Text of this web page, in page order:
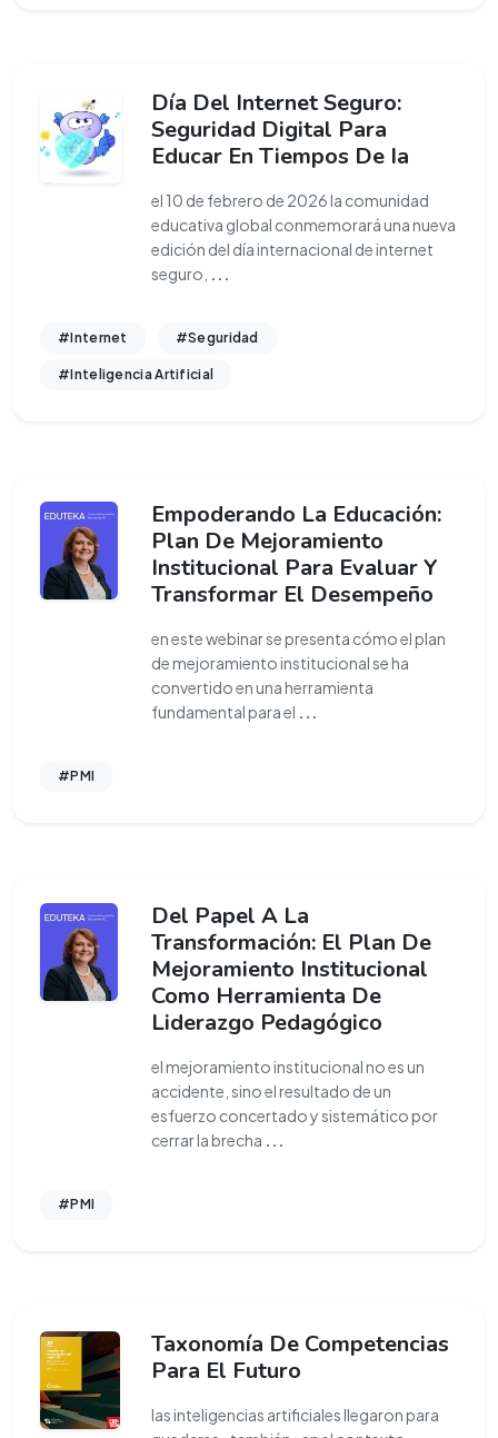
Día Del Internet Seguro:
Seguridad Digital Para
Educar En Tiempos De Ia
el 10 de febrero de 2026 la comunidad
educativa global conmemorará una nueva
edición del día internacional de internet
seguro, ...
#Internet #Seguridad
#Inteligencia Artificial
Empoderando La Educación:
Plan De Mejoramiento
Institucional Para Evaluar Y
Transformar El Desempeño
en este webinar se presenta cómo el plan
de mejoramiento institucional se ha
convertido en una herramienta
fundamental para el ...
#PMI
Del Papel A La
Transformación: El Plan De
Mejoramiento Institucional
Como Herramienta De
Liderazgo Pedagógico
el mejoramiento institucional no es un
accidente, sino el resultado de un
esfuerzo concertado y sistemático por
cerrar la brecha ...
#PMI
Taxonomía De Competencias
Para El Futuro
las inteligencias artificiales llegaron para